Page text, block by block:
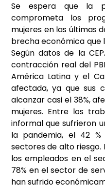
Se espera que la
comprometa los
mujeres en las últimas
brecha económica que
Según datos de la
contracción real del
América Latina y el
afectada, ya que sus
alcanzar casi el 38%,
mujeres. Entre los
informal que sufrieron
la pandemia, el 42
sectores de alto riesgo.
los empleados en el
78% en el sector de
han sufrido